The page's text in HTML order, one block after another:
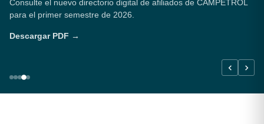
Consulte el nuevo directorio digital de afiliados de CAMPETROL
para el primer semestre de 2026.
Descargar PDF →